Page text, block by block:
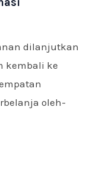
dilanjutkan
kembali ke
oleh-